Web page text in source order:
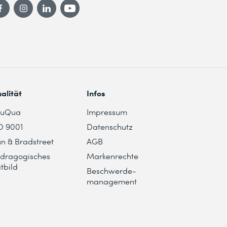
9001
& Bradstreet
Infos
Impressum
Datenschutz
AGB
Markenrechte
Beschwerde-
management